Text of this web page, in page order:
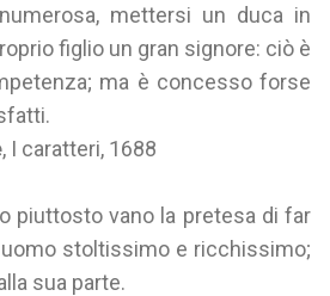
mettersi un duca in
figlio un gran signore: ciò è
ma è concesso forse
, I caratteri, 1688
piuttosto vano la pretesa di far
stoltissimo e ricchissimo;
sua parte.